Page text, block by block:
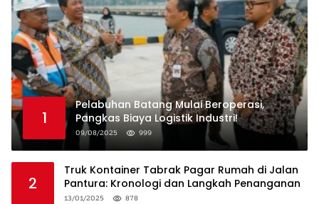
1
Pelabuhan Batang Mulai Beroperasi,
Pangkas Biaya Logistik Industri!
09/08/2025 999
2
Truk Kontainer Tabrak Pagar Rumah di Jalan
Pantura: Kronologi dan Langkah Penanganan
13/01/2025 878